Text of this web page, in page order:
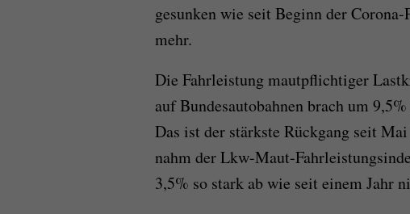
gesunken wie seit Beginn der
mehr.
Die Fahrleistung mautpflichtiger
auf Bundesautobahnen brach um
Das ist der stärkste Rückgang seit
nahm der Lkw-Maut-
3,5% so stark ab wie seit einem Jahr